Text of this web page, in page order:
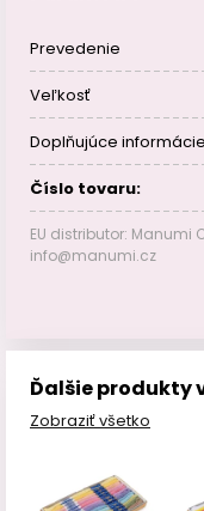
Prevedenie
Veľkosť
Doplňujúce informácie
Číslo tovaru:
EU distributor: Manumi
info@manumi.cz
Ďalšie produkty
Zobraziť všetko